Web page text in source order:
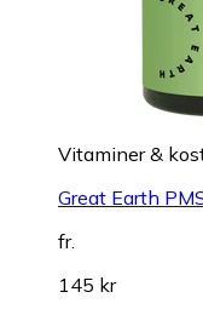
Vitaminer &
Great Earth
fr.
145 kr